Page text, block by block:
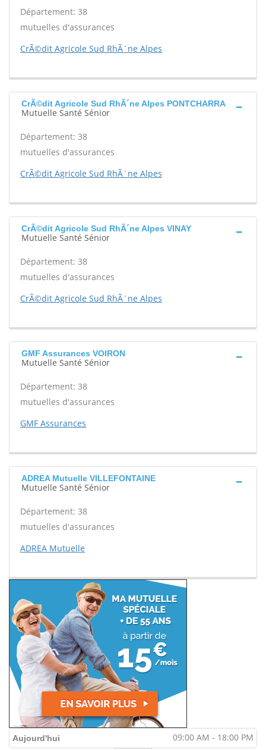
Département: 38
mutuelles d'assurances
CrÃ©dit Agricole Sud RhÃ´ne Alpes
CrÃ©dit Agricole Sud RhÃ´ne Alpes PONTCHARRA
Mutuelle Santé Sénior
Département: 38
mutuelles d'assurances
CrÃ©dit Agricole Sud RhÃ´ne Alpes
CrÃ©dit Agricole Sud RhÃ´ne Alpes VINAY
Mutuelle Santé Sénior
Département: 38
mutuelles d'assurances
CrÃ©dit Agricole Sud RhÃ´ne Alpes
GMF Assurances VOIRON
Mutuelle Santé Sénior
Département: 38
mutuelles d'assurances
GMF Assurances
ADREA Mutuelle VILLEFONTAINE
Mutuelle Santé Sénior
Département: 38
mutuelles d'assurances
ADREA Mutuelle
Aujourd'hui 09:00 AM - 18:00 PM